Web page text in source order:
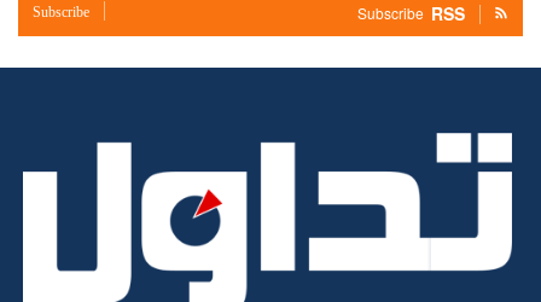
RSS
Subscribe
Subscribe